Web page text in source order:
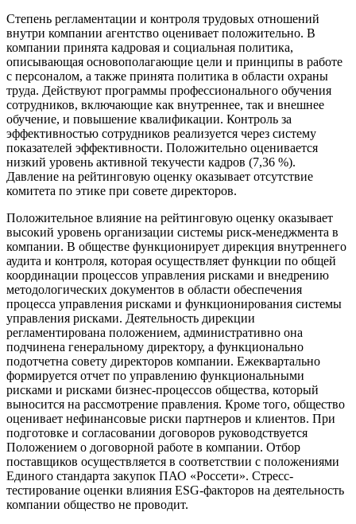
Степень регламентации и контроля трудовых отношений
внутри компании агентство оценивает положительно. В
компании принята кадровая и социальная политика,
описывающая основополагающие цели и принципы в работе
с персоналом, а также принята политика в области охраны
труда. Действуют программы профессионального обучения
сотрудников, включающие как внутреннее, так и внешнее
обучение, и повышение квалификации. Контроль за
эффективностью сотрудников реализуется через систему
показателей эффективности. Положительно оценивается
низкий уровень активной текучести кадров (7,36 %).
Давление на рейтинговую оценку оказывает отсутствие
комитета по этике при совете директоров.
Положительное влияние на рейтинговую оценку оказывает
высокий уровень организации системы риск-менеджмента в
компании. В обществе функционирует дирекция внутреннего
аудита и контроля, которая осуществляет функции по общей
координации процессов управления рисками и внедрению
методологических документов в области обеспечения
процесса управления рисками и функционирования системы
управления рисками. Деятельность дирекции
регламентирована положением, административно она
подчинена генеральному директору, а функционально
подотчетна совету директоров компании. Ежеквартально
формируется отчет по управлению функциональными
рисками и рисками бизнес-процессов общества, который
выносится на рассмотрение правления. Кроме того, общество
оценивает нефинансовые риски партнеров и клиентов. При
подготовке и согласовании договоров руководствуется
Положением о договорной работе в компании. Отбор
поставщиков осуществляется в соответствии с положениями
Единого стандарта закупок ПАО «Россети». Стресс-
тестирование оценки влияния ESG-факторов на деятельность
компании общество не проводит.